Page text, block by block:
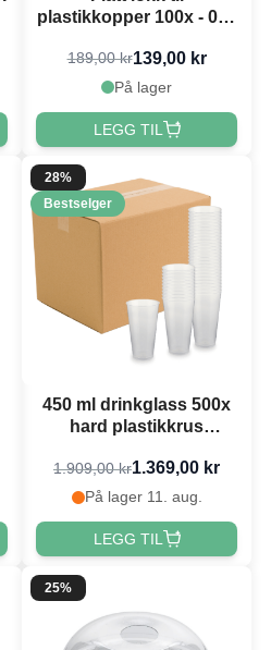
plastikkopper 100x - 0,3-
189,00 kr139,00 kr
På lager
LEGG TIL
28%
Bestselger
450 ml drinkglass 500x
hard plastikkrus
1.909,00 kr1.369,00 kr
På lager 11. aug.
LEGG TIL
25%